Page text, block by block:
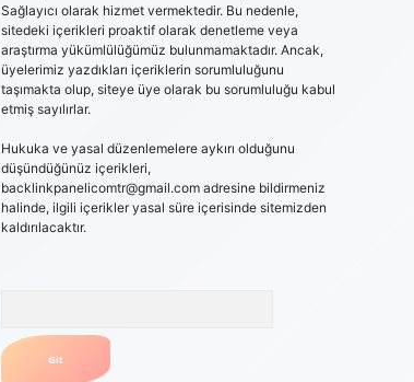
Sağlayıcı olarak hizmet vermektedir. Bu nedenle,
sitedeki içerikleri proaktif olarak denetleme veya
araştırma yükümlülüğümüz bulunmamaktadır. Ancak,
üyelerimiz yazdıkları içeriklerin sorumluluğunu
taşımakta olup, siteye üye olarak bu sorumluluğu kabul
etmiş sayılırlar.
Hukuka ve yasal düzenlemelere aykırı olduğunu
düşündüğünüz içerikleri,
backlinkpanelicomtr@gmail.comadresine bildirmeniz
halinde, ilgili içerikler yasal süre içerisinde sitemizden
kaldırılacaktır.